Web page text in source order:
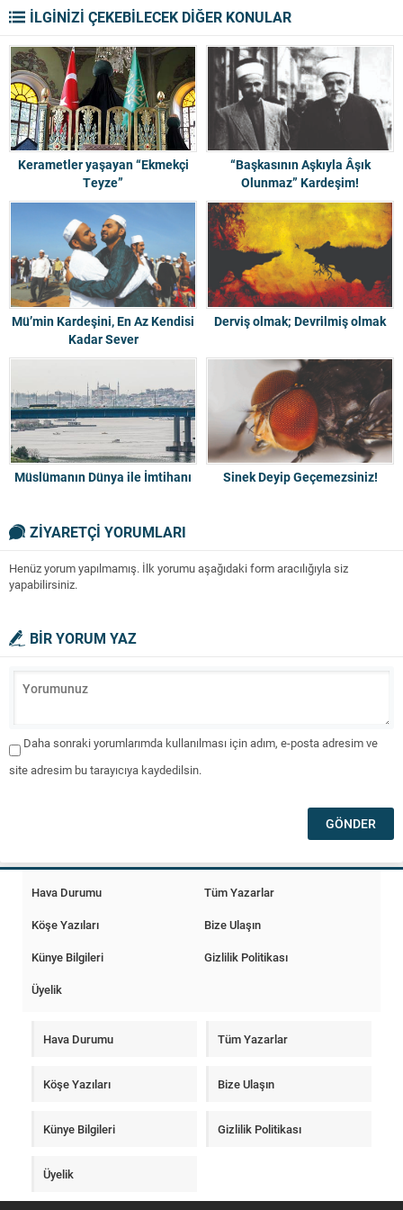
İLGİNİZİ ÇEKEBİLECEK DİĞER KONULAR
Kerametler yaşayan “Ekmekçi
Teyze”
“Başkasının Aşkıyla Âşık
Olunmaz” Kardeşim!
Mü’min Kardeşini, En Az Kendisi
Kadar Sever
Derviş olmak; Devrilmiş olmak
Müslümanın Dünya ile İmtihanı Sinek Deyip Geçemezsiniz!
ZİYARETÇİ YORUMLARI
Henüz yorum yapılmamış. İlk yorumu aşağıdaki form aracılığıyla siz
yapabilirsiniz.
BİR YORUM YAZ
Daha sonraki yorumlarımda kullanılması için adım, e-posta adresim ve
site adresim bu tarayıcıya kaydedilsin.
Hava Durumu
Tüm Yazarlar
Köşe Yazıları
Bize Ulaşın
Künye Bilgileri
Gizlilik Politikası
Üyelik
Hava Durumu Tüm Yazarlar
Köşe Yazıları Bize Ulaşın
Künye Bilgileri Gizlilik Politikası
Üyelik